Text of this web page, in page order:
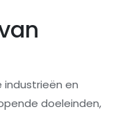
industrieën en
doeleinden,